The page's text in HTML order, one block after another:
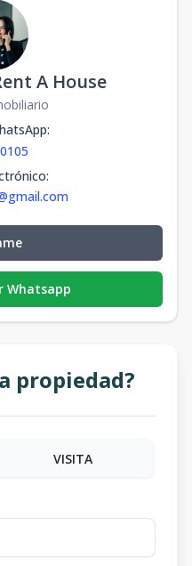
A House
:
:
Whatsapp
propiedad?
VISITA